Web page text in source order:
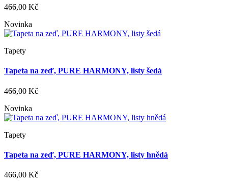
466,00 Kč
Novinka
Tapety
Tapeta na zeď, PURE HARMONY, listy šedá
466,00 Kč
Novinka
Tapety
Tapeta na zeď, PURE HARMONY, listy hnědá
466,00 Kč